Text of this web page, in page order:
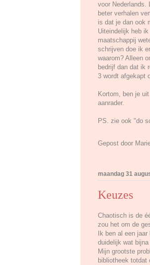
voor Nederlands.
beter verhalen
is dat je dan ook
Uiteindelijk heb
maatschappij
schrijven doe ik
waarom? Alleen
bedrijf dan dat ik
3 wordt afgekapt
Kortom, ben je
aanrader.
PS. zie ook "do
Gepost door
maandag 31
Keuzes
Chaotisch is de
zou het om de
Ik ben al een
duidelijk wat
Mijn grootste
bibliotheek totdat